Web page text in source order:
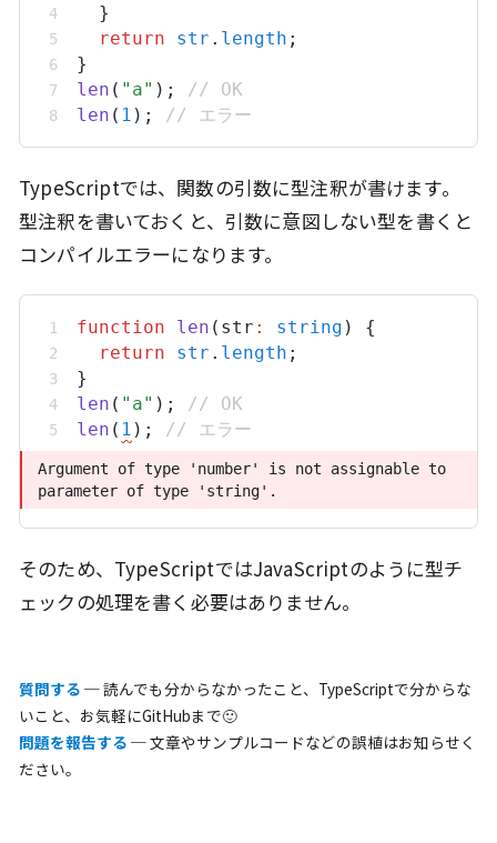
  }
return
str . length ;
}
len ( "a" );
// OK
len ( 1 ); // エラー
TypeScriptでは、関数の引数に型注釈が書けます。
型注釈を書いておくと、引数に意図しない型を書くと
コンパイルエラーになります。
function len ( str : string ) {
return
str . length ;
}
len ( "a" ); // OK
len ( 1 ); // エラー
Argument of type 'number' is not assignable to
parameter of type 'string'.
Argument of type 'number' is not assignable to
parameter of type 'string'.
そのため、TypeScriptではJavaScriptのように型チ
ェックの処理を書く必要はありません。
質問する ─ 読んでも分からなかったこと、TypeScriptで分からな
いこと、お気軽にGitHubまで🙂
問題を報告する ─ 文章やサンプルコードなどの誤植はお知らせく
ださい。